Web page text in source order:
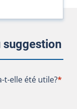
suggestion
t-elle été utile?
t-elle été utile?*